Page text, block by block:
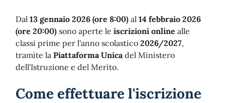
Dal 13 gennaio 2026 (ore 8:00) al 14 febbraio 2026
(ore 20:00) sono aperte le iscrizioni online alle
classi prime per l'anno scolastico 2026/2027,
tramite la Piattaforma Unicadel Ministero
dell'Istruzione e del Merito.​
Come effettuare l'iscrizione